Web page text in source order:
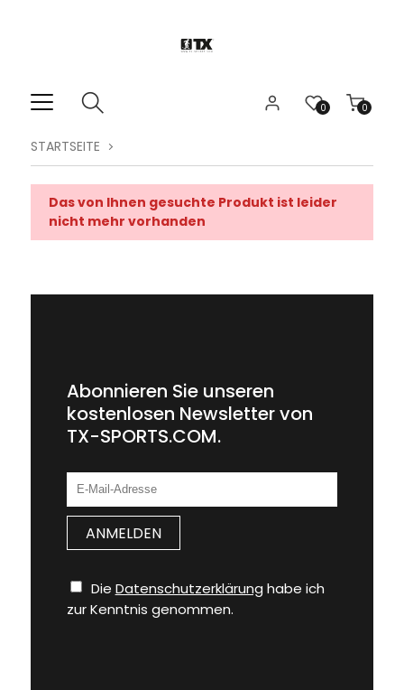
0
0
STARTSEITE
Das von Ihnen gesuchte Produkt ist leider
nicht mehr vorhanden
Abonnieren Sie unseren
kostenlosen Newsletter von
TX-SPORTS.COM.
Die Datenschutzerklärung habe ich
zur Kenntnis genommen.